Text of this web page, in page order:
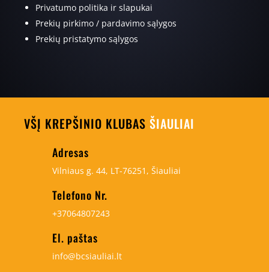
Privatumo politika ir slapukai
Prekių pirkimo / pardavimo sąlygos
Prekių pristatymo sąlygos
VŠĮ KREPŠINIO KLUBAS ŠIAULIAI
Adresas
Vilniaus g. 44, LT-76251, Šiauliai
Telefono Nr.
+37064807243
El. paštas
info@bcsiauliai.lt